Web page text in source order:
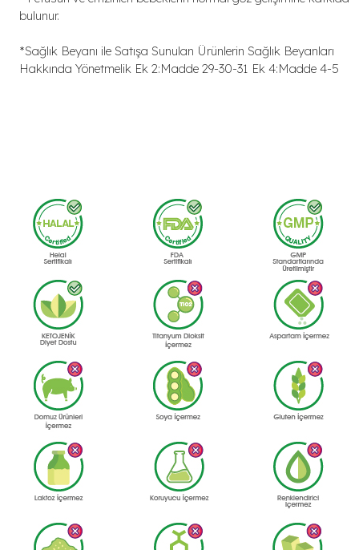
bulunur.
*Sağlık Beyanı ile Satışa Sunulan Ürünlerin Sağlık Beyanları
Hakkında Yönetmelik Ek 2:Madde 29-30-31 Ek 4:Madde 4-5